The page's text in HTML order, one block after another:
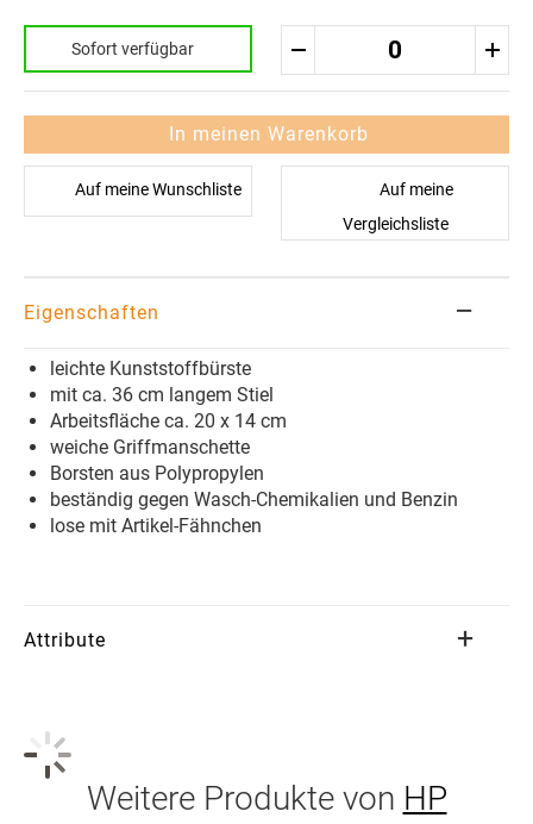
Sofort verfügbar
In meinen Warenkorb
Auf meine Wunschliste
Auf meine
Vergleichsliste
Eigenschaften
leichte Kunststoffbürste
mit ca. 36 cm langem Stiel
Arbeitsfläche ca. 20 x 14 cm
weiche Griffmanschette
Borsten aus Polypropylen
beständig gegen Wasch-Chemikalien und Benzin
lose mit Artikel-Fähnchen
Attribute
Weitere Produkte von HP